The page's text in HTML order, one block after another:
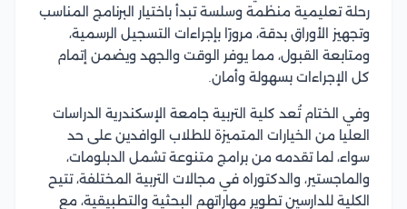
رحلة تعليمية منظمة وسلسة تبدأ باختيار البرنامج المناسب
وتجهيز الأوراق بدقة، مرورًا بإجراءات التسجيل الرسمية،
ومتابعة القبول، مما يوفر الوقت والجهد ويضمن إتمام
كل الإجراءات بسهولة وأمان.
وفي الختام تُعد كلية التربية جامعة الإسكندرية الدراسات
العليا من الخيارات المتميزة للطلاب الوافدين على حد
سواء، لما تقدمه من برامج متنوعة تشمل الدبلومات،
والماجستير، والدكتوراه في مجالات التربية المختلفة، تتيح
الكلية للدارسين تطوير مهاراتهم البحثية والتطبيقية، مع